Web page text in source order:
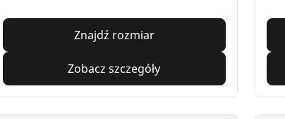
Znajdź rozmiar
Zobacz szczegóły